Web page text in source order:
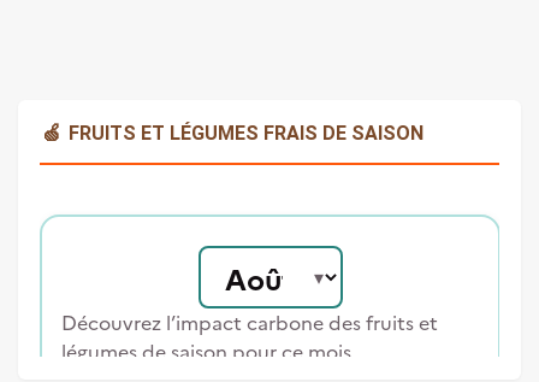
🍏 FRUITS ET LÉGUMES FRAIS DE SAISON